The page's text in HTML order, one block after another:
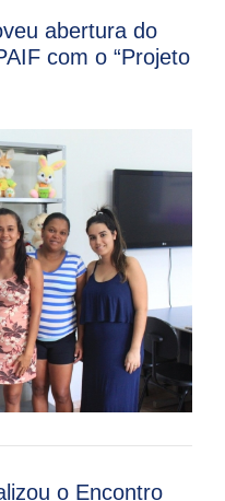
abertura do
com o “Projeto
o Encontro